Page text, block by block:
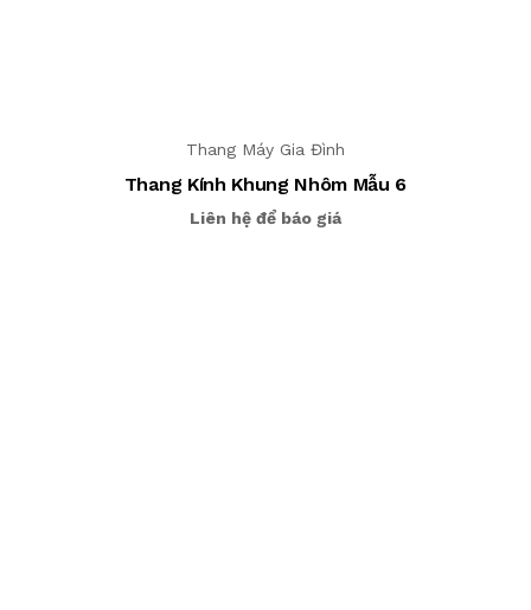
Thang Máy Gia Đình
Thang Kính Khung Nhôm Mẫu 6
Liên hệ để báo giá